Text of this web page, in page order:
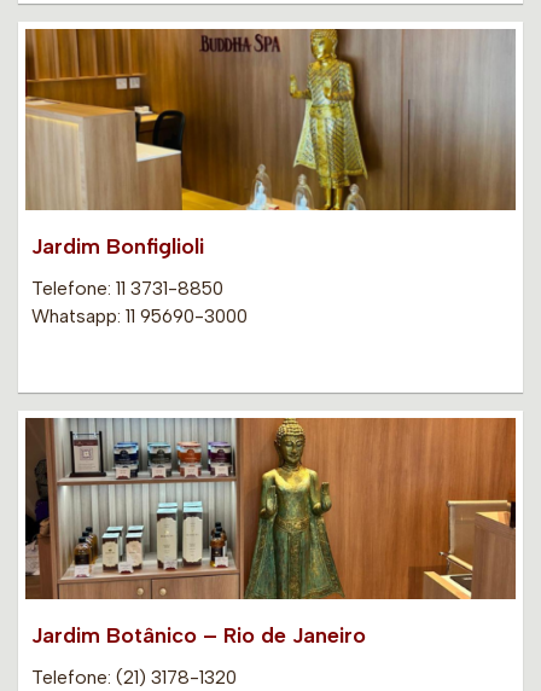
Jardim Bonfiglioli
Telefone: 11 3731-8850
Whatsapp: 11 95690-3000
Jardim Botânico – Rio de Janeiro
Telefone: (21) 3178-1320